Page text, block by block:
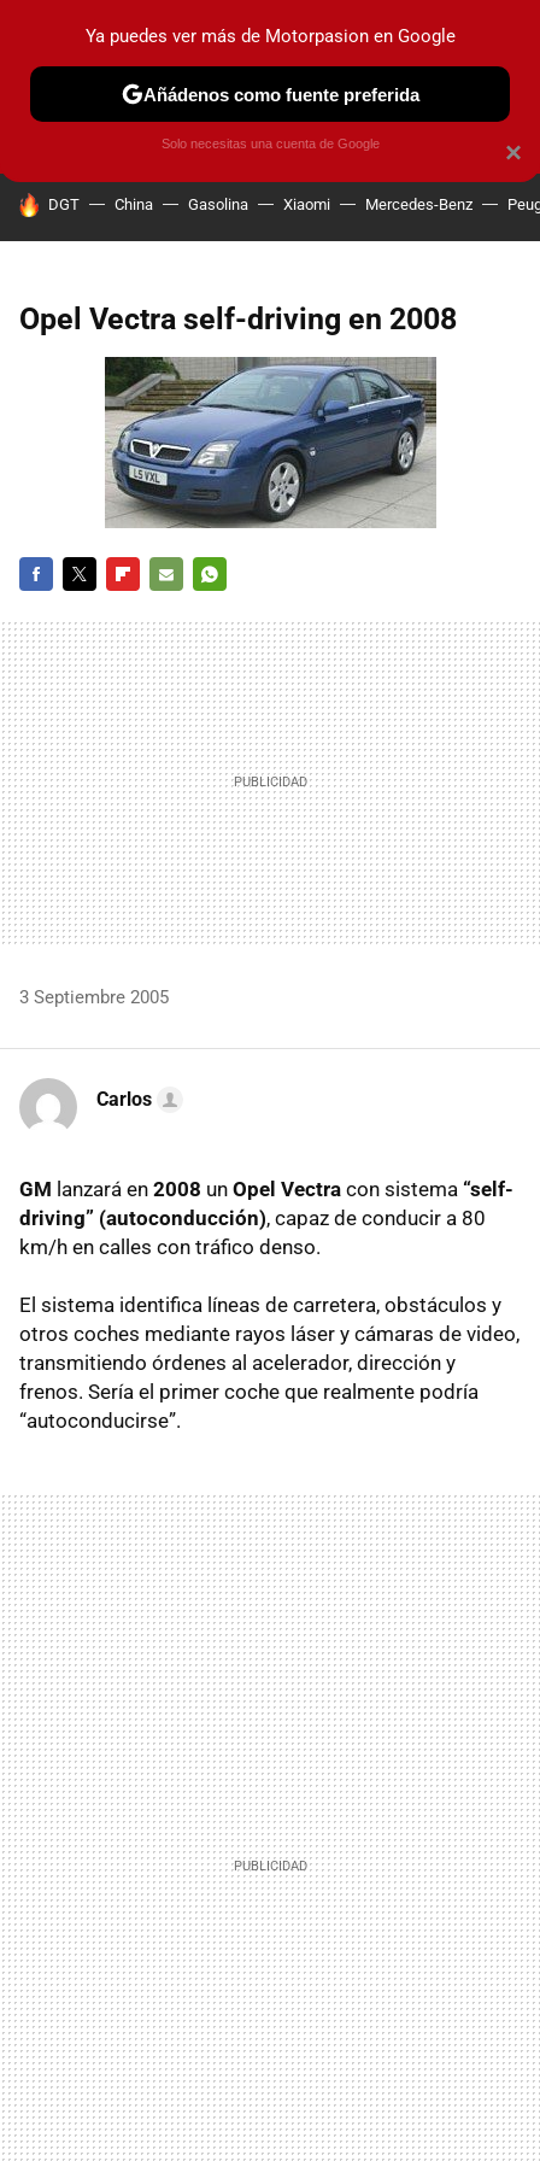
PRUEBAS COCHES ELÉCTRICOS OBSERVATORIO
HOY SE HABLA DE
DGT China Gasolina Xiaomi Mercedes-Benz
Opel Vectra self-driving en 2008
MAIL
3 Septiembre 2005
Carlos
GM lanzará en 2008 un Opel Vectra con sistema “self-
driving” (autoconducción), capaz de conducir a 80
km/h en calles con tráfico denso.
El sistema identifica líneas de carretera, obstáculos y
otros coches mediante rayos láser y cámaras de video,
transmitiendo órdenes al acelerador, dirección y
frenos. Sería el primer coche que realmente podría
“autoconducirse”.
×
Ya puedes ver más de Motorpasion en Google
Añádenos como fuente preferida
Solo necesitas una cuenta de Google